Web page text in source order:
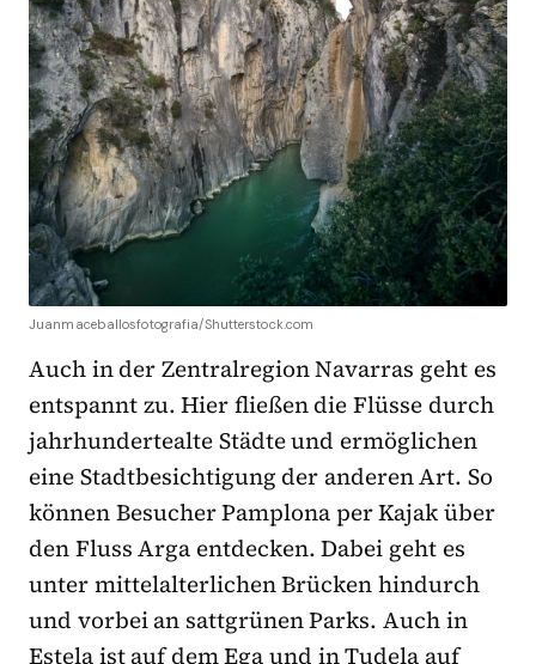
Juanmaceballosfotografia/Shutterstock.com
Auch in der Zentralregion Navarras geht es
entspannt zu. Hier fließen die Flüsse durch
jahrhundertealte Städte und ermöglichen
eine Stadtbesichtigung der anderen Art. So
können Besucher Pamplona per Kajak über
den Fluss Arga entdecken. Dabei geht es
unter mittelalterlichen Brücken hindurch
und vorbei an sattgrünen Parks. Auch in
Estela ist auf dem Ega und in Tudela auf